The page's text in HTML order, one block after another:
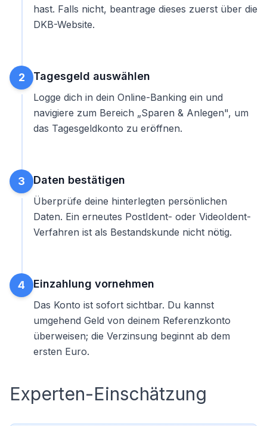
hast. Falls nicht, beantrage dieses zuerst über die
DKB-Website.
2 Tagesgeld auswählen
Logge dich in dein Online-Banking ein und
navigiere zum Bereich „Sparen & Anlegen", um
das Tagesgeldkonto zu eröffnen.
3 Daten bestätigen
Überprüfe deine hinterlegten persönlichen
Daten. Ein erneutes PostIdent- oder VideoIdent-
Verfahren ist als Bestandskunde nicht nötig.
4 Einzahlung vornehmen
Das Konto ist sofort sichtbar. Du kannst
umgehend Geld von deinem Referenzkonto
überweisen; die Verzinsung beginnt ab dem
ersten Euro.
Experten-Einschätzung